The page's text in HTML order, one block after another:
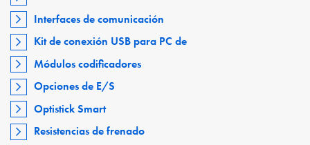
Interfaces de comunicación
Kit de conexión USB para PC de
Módulos codificadores
Opciones de E/S
Optistick Smart
Resistencias de frenado